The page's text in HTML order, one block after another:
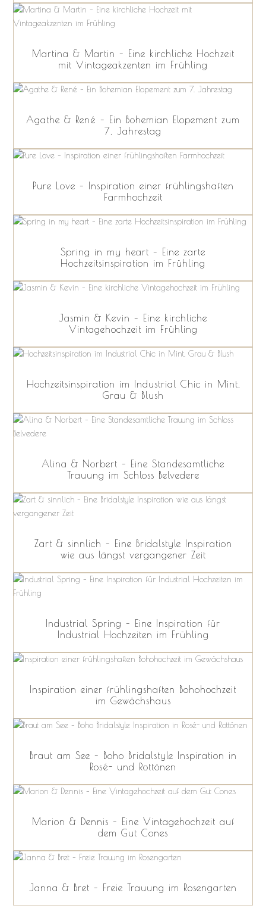
Martina & Martin – Eine kirchliche Hochzeit
mit Vintageakzenten im Frühling
Agathe & René – Ein Bohemian Elopement zum
7. Jahrestag
Pure Love – Inspiration einer frühlingshaften
Farmhochzeit
Spring in my heart – Eine zarte
Hochzeitsinspiration im Frühling
Jasmin & Kevin – Eine kirchliche
Vintagehochzeit im Frühling
Hochzeitsinspiration im Industrial Chic in Mint,
Grau & Blush
Alina & Norbert – Eine Standesamtliche
Trauung im Schloss Belvedere
Zart & sinnlich – Eine Bridalstyle Inspiration
wie aus längst vergangener Zeit
Industrial Spring – Eine Inspiration für
Industrial Hochzeiten im Frühling
Inspiration einer frühlingshaften Bohohochzeit
im Gewächshaus
Braut am See – Boho Bridalstyle Inspiration in
Rosé- und Rottönen
Marion & Dennis – Eine Vintagehochzeit auf
dem Gut Cones
Janna & Bret – Freie Trauung im Rosengarten